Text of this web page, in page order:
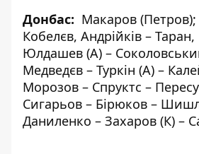
Донбас: Макаров
Кобелєв, Андрійків –
Юлдашев (А) –
Медведєв – Туркін (А) –
Морозов – Спруктс –
Сигарьов – Бірюков –
Даниленко – Захаров (К) –